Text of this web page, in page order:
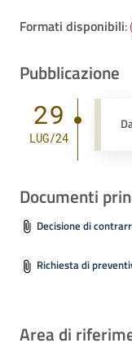
Formati disponibili:
Pubblicazione
29
LUG/24
Documenti
Decisione di
Richiesta di
Area di